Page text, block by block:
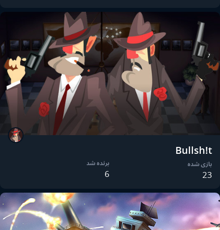
Bullsh!t
بازی شده
23
برنده شد
6